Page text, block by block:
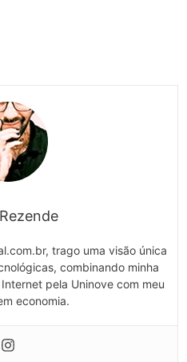
trago uma visão única
combinando minha
pela Uninove com meu
economia.